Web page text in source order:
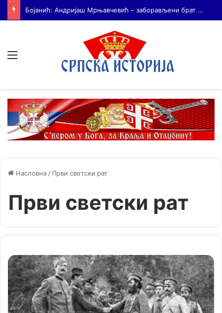
На Дражин дан у Лондону обележено 80. година од мучког убиства генерала Драгољуба Драже Михаиловића
Насловна / Први светски рат
Први светски рат